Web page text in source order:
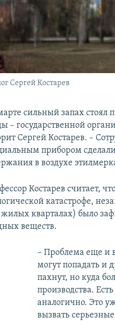
Сергей Костарев
сильный запах
– государственной
Сергей Костарев. –
прибором
в воздухе
Костарев считает,
катастрофе,
кварталах) было
веществ.
– Проблема еще и
могут попадать и
пахнут, но куда
производства.
аналогично. Это
вызвать